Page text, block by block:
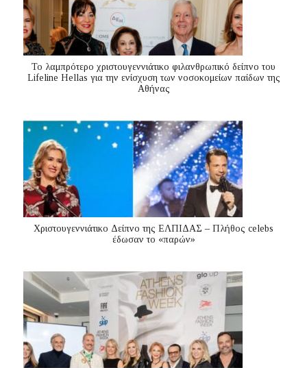
Το λαμπρότερο χριστουγεννιάτικο φιλανθρωπικό δείπνο του
Lifeline Hellas για την ενίσχυση των νοσοκομείων παίδων της
Αθήνας
Χριστουγεννιάτικο Δείπνο της ΕΛΠΙΔΑΣ – Πλήθος celebs
έδωσαν το «παρών»